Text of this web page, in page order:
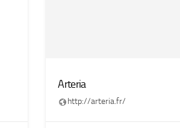
Arteria
http://arteria.fr/